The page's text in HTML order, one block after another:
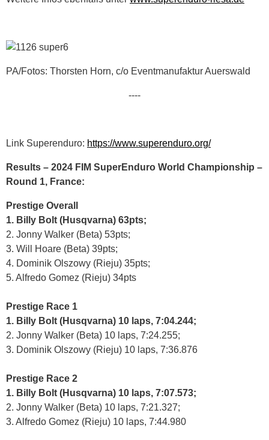
PA/Fotos: Thorsten Horn, c/o Eventmanufaktur Auerswald
----
Link Superenduro: https://www.superenduro.org/
Results – 2024 FIM SuperEnduro World Championship –
Round 1, France:
Prestige Overall
1. Billy Bolt (Husqvarna) 63pts;
2. Jonny Walker (Beta) 53pts;
3. Will Hoare (Beta) 39pts;
4. Dominik Olszowy (Rieju) 35pts;
5. Alfredo Gomez (Rieju) 34pts
Prestige Race 1
1. Billy Bolt (Husqvarna) 10 laps, 7:04.244;
2. Jonny Walker (Beta) 10 laps, 7:24.255;
3. Dominik Olszowy (Rieju) 10 laps, 7:36.876
Prestige Race 2
1. Billy Bolt (Husqvarna) 10 laps, 7:07.573;
2. Jonny Walker (Beta) 10 laps, 7:21.327;
3. Alfredo Gomez (Rieju) 10 laps, 7:44.980